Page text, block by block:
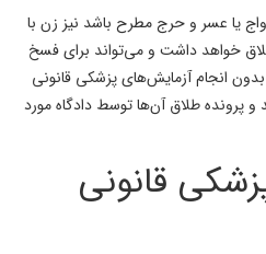
یا عسر و حرج مطرح باشد نیز زن با
خواهد داشت و می‌تواند برای فسخ
انجام آزمایش‌های پزشکی قانونی
و پرونده طلاق آن‌ها توسط دادگاه مورد
قانونی